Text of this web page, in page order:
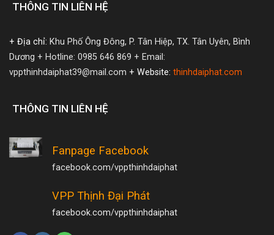
THÔNG TIN LIÊN HỆ
+ Địa chỉ: Khu Phố Ông Đông, P. Tân Hiệp, TX. Tân Uyên, Bình
Dương + Hotline: 0985 646 869 + Email:
vppthinhdaiphat39@mail.com + Website: thinhdaiphat.com
THÔNG TIN LIÊN HỆ
Fanpage Facebook
facebook.com/vppthinhdaiphat
VPP Thịnh Đại Phát
facebook.com/vppthinhdaiphat